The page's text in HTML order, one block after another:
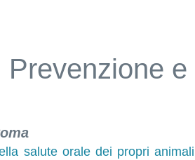
e
salute orale dei propri animali